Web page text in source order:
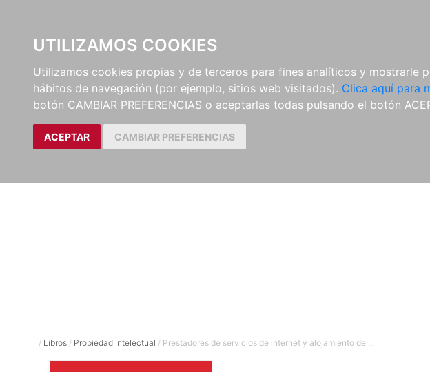
UTILIZAMOS COOKIES
Utilizamos cookies propias y de terceros para fines analíticos y mostrarle
hábitos de navegación (por ejemplo, sitios web visitados). Clica aquí para
botón CAMBIAR PREFERENCIAS o aceptarlas todas pulsando el botón
ACEPTAR CAMBIAR PREFERENCIAS
EDITORIAL E-BOOKS
Libros
/ Libros / Propiedad Intelectual / Prestadores de servicios de internet y alojamiento de ...